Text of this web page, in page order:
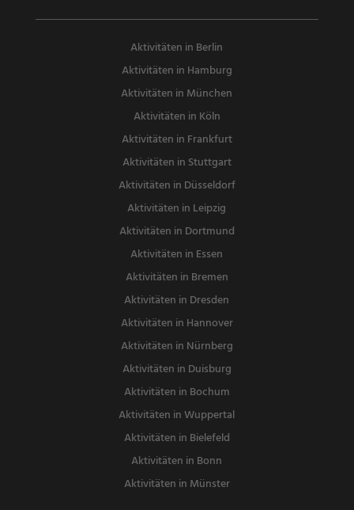
Aktivitäten in Berlin
Aktivitäten in Hamburg
Aktivitäten in München
Aktivitäten in Köln
Aktivitäten in Frankfurt
Aktivitäten in Stuttgart
Aktivitäten in Düsseldorf
Aktivitäten in Leipzig
Aktivitäten in Dortmund
Aktivitäten in Essen
Aktivitäten in Bremen
Aktivitäten in Dresden
Aktivitäten in Hannover
Aktivitäten in Nürnberg
Aktivitäten in Duisburg
Aktivitäten in Bochum
Aktivitäten in Wuppertal
Aktivitäten in Bielefeld
Aktivitäten in Bonn
Aktivitäten in Münster